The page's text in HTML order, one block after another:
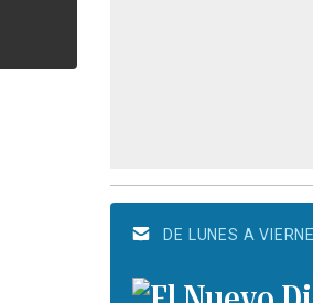
DE LUNES A